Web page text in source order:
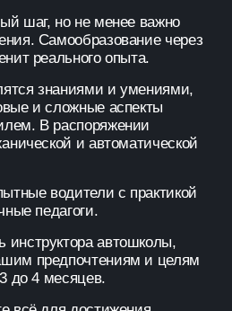
шаг, но не менее важно
Самообразование через
реального опыта.
знаниями и умениями,
и сложные аспекты
В распоряжении
и автоматической
водители с практикой
педагоги.
инструктора автошколы,
предпочтениям и целям
до 4 месяцев.